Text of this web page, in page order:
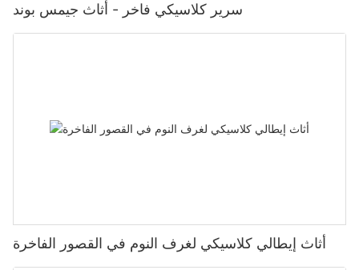
سرير كلاسيكي فاخر - أثاث جيمس بوند
أثاث إيطالي كلاسيكي لغرف النوم في القصور الفاخرة